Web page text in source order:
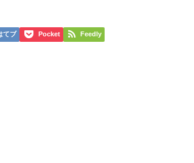
てブ Pocket Feedly